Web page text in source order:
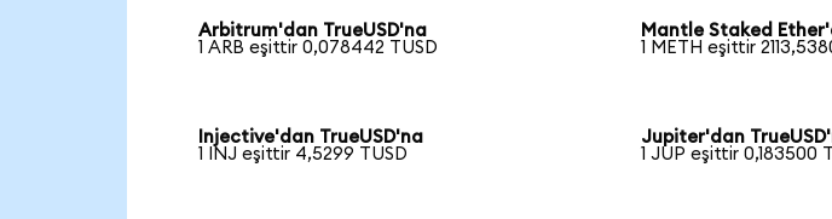
Arbitrum'dan TrueUSD'na
1 ARB eşittir 0,078442 TUSD
Mantle Staked
1 METH eşittir
Injective'dan TrueUSD'na
1 INJ eşittir 4,5299 TUSD
Jupiter'dan
1 JUP eşittir 0,183500